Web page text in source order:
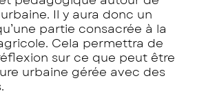
Il y aura donc un
partie consacrée à la
Cela permettra de
sur ce que peut être
urbaine gérée avec des